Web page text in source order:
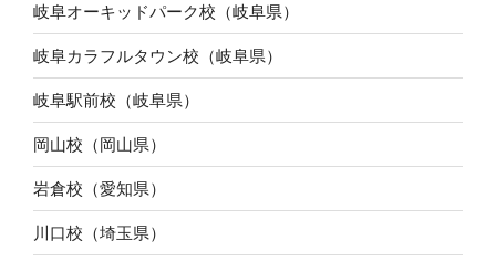
岐阜オーキッドパーク校（岐阜県）
岐阜カラフルタウン校（岐阜県）
岐阜駅前校（岐阜県）
岡山校（岡山県）
岩倉校（愛知県）
川口校（埼玉県）